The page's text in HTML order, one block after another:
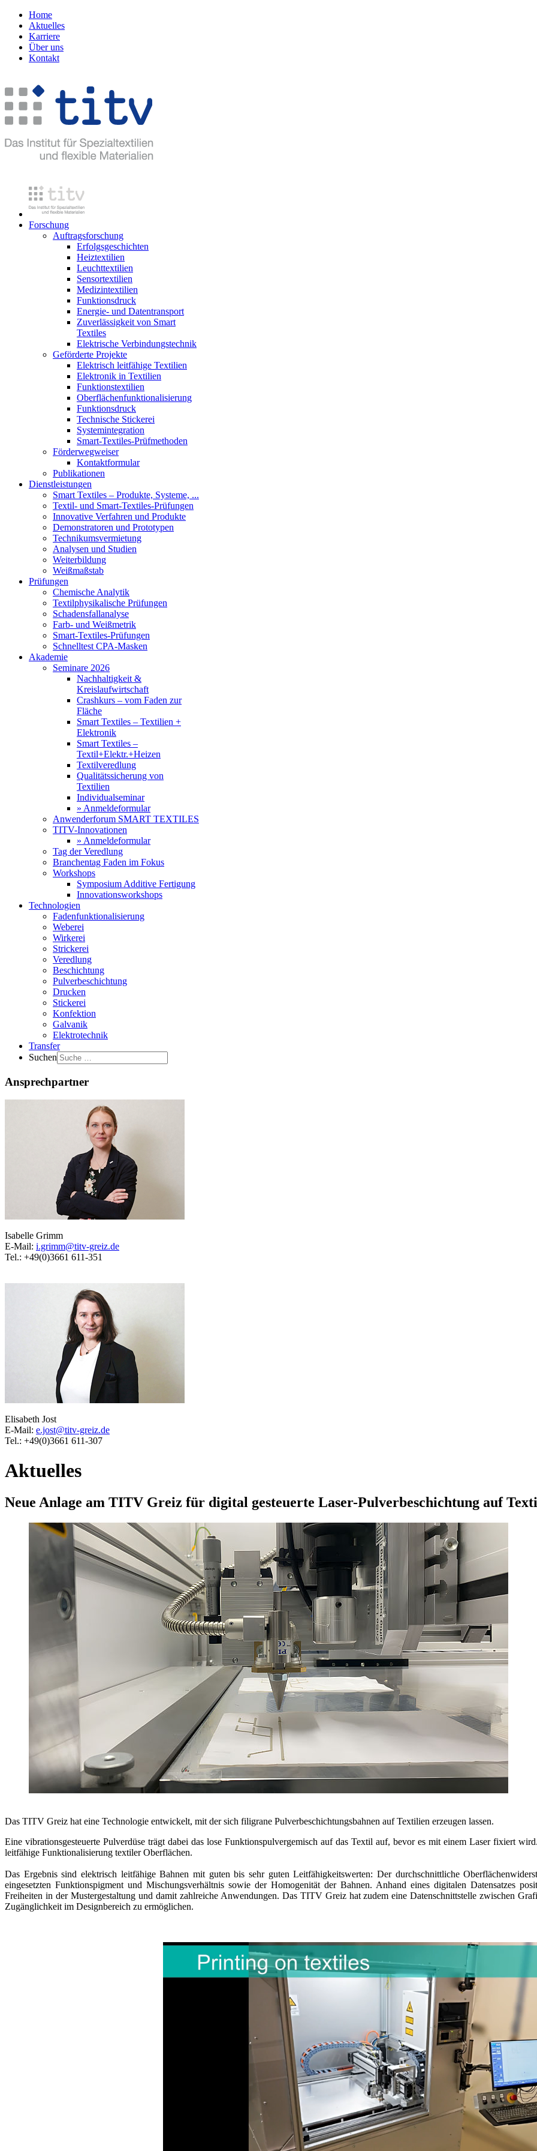
Home
Aktuelles
Karriere
Über uns
Kontakt
Forschung
Auftragsforschung
Erfolgsgeschichten
Heiztextilien
Leuchttextilien
Sensortextilien
Medizintextilien
Funktionsdruck
Energie- und Datentransport
Zuverlässigkeit von Smart
Textiles
Elektrische Verbindungstechnik
Geförderte Projekte
Elektrisch leitfähige Textilien
Elektronik in Textilien
Funktionstextilien
Oberflächenfunktionalisierung
Funktionsdruck
Technische Stickerei
Systemintegration
Smart-Textiles-Prüfmethoden
Förderwegweiser
Kontaktformular
Publikationen
Dienstleistungen
Smart Textiles – Produkte, Systeme, ...
Textil- und Smart-Textiles-Prüfungen
Innovative Verfahren und Produkte
Demonstratoren und Prototypen
Technikumsvermietung
Analysen und Studien
Weiterbildung
Weißmaßstab
Prüfungen
Chemische Analytik
Textilphysikalische Prüfungen
Schadensfallanalyse
Farb- und Weißmetrik
Smart-Textiles-Prüfungen
Schnelltest CPA-Masken
Akademie
Seminare 2026
Nachhaltigkeit &
Kreislaufwirtschaft
Crashkurs – vom Faden zur
Fläche
Smart Textiles – Textilien +
Elektronik
Smart Textiles –
Textil+Elektr.+Heizen
Textilveredlung
Qualitätssicherung von
Textilien
Individualseminar
» Anmeldeformular
Anwenderforum SMART TEXTILES
TITV-Innovationen
» Anmeldeformular
Tag der Veredlung
Branchentag Faden im Fokus
Workshops
Symposium Additive Fertigung
Innovationsworkshops
Technologien
Fadenfunktionalisierung
Weberei
Wirkerei
Strickerei
Veredlung
Beschichtung
Pulverbeschichtung
Drucken
Stickerei
Konfektion
Galvanik
Elektrotechnik
Transfer
Suchen
Ansprechpartner
Isabelle Grimm
E-Mail: i.grimm@titv-greiz.de
Tel.: +49(0)3661 611-351
Elisabeth Jost
E-Mail: e.jost@titv-greiz.de
Tel.: +49(0)3661 611-307
Aktuelles
Neue Anlage am TITV Greiz für digital gesteuerte Laser-Pulverbeschichtung auf
Das TITV Greiz hat eine Technologie entwickelt, mit der sich filigrane Pulverbeschichtungsbahnen auf Textilien erzeugen lassen.
Eine vibrationsgesteuerte Pulverdüse trägt dabei das lose Funktionspulvergemisch auf das Textil auf, bevor es mit einem Laser fixiert
leitfähige Funktionalisierung textiler Oberflächen.
Das Ergebnis sind elektrisch leitfähige Bahnen mit guten bis sehr guten Leitfähigkeitswerten: Der durchschnittliche
eingesetzten Funktionspigment und Mischungsverhältnis sowie der Homogenität der Bahnen. Anhand eines digitalen Datensatzes
Freiheiten in der Mustergestaltung und damit zahlreiche Anwendungen. Das TITV Greiz hat zudem eine Datenschnittstelle zwischen
Zugänglichkeit im Designbereich zu ermöglichen.